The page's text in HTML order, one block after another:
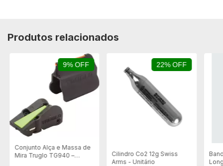
Produtos relacionados
9% OFF
Conjunto Alça e Massa de
Mira Truglo TG940 –
22% OFF
Cilindro Co2 12g Swiss
Arms - Unitário